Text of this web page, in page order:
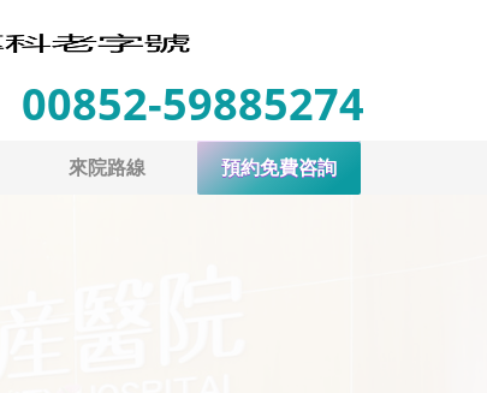
00852-59885274
來院路線 預約免費咨詢